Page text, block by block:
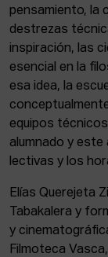
©
pensamiento, la
destrezas
inspiración, las
esencial en la
esa idea, la
equipos
alumnado y este
lectivas y los
Elías Querejeta
Tabakalera y
y
Filmoteca